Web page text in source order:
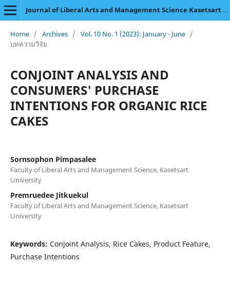
Journal of Liberal Arts and Management Science Kasetsart University
Home / Archives / Vol. 10 No. 1 (2023): January - June /
บทความวิจัย
CONJOINT ANALYSIS AND
CONSUMERS' PURCHASE
INTENTIONS FOR ORGANIC RICE
CAKES
Sornsophon Pimpasalee
Faculty of Liberal Arts and Management Science, Kasetsart
University
Premruedee Jitkuekul
Faculty of Liberal Arts and Management Science, Kasetsart
University
Keywords: Conjoint Analysis, Rice Cakes, Product Feature,
Purchase Intentions